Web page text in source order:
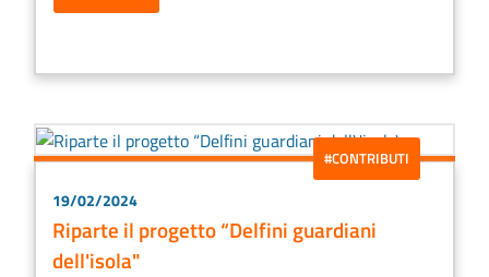
#CONTRIBUTI
19/02/2024
Riparte il progetto “Delfini guardiani
dell'isola"